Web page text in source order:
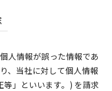
人情報が誤った情報であ
、当社に対して個人情報
」といいます。) を請求